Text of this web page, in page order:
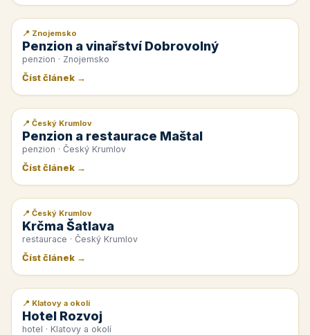
📰 PR článek
📍 Znojemsko
Penzion a vinařství Dobrovolný
penzion · Znojemsko
Číst článek →
📰 PR článek
📍 Český Krumlov
Penzion a restaurace Maštal
penzion · Český Krumlov
Číst článek →
📰 PR článek
📍 Český Krumlov
Krčma Šatlava
restaurace · Český Krumlov
Číst článek →
📰 PR článek
📍 Klatovy a okolí
Hotel Rozvoj
hotel · Klatovy a okolí